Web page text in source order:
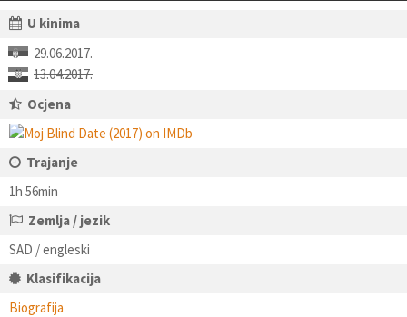
U kinima
29.06.2017.
13.04.2017.
Ocjena
Trajanje
1h 56min
Zemlja / jezik
SAD / engleski
Klasifikacija
Biografija